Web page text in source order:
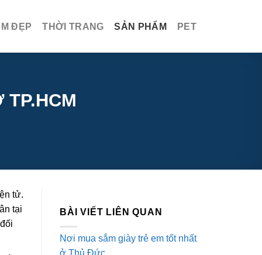
ĐẸP THỜI TRANG SẢN PHẨM PET
tử.
tại
BÀI VIẾT LIÊN QUAN
Nơi mua sắm giày trẻ em tốt nhất
ở Thủ Đức